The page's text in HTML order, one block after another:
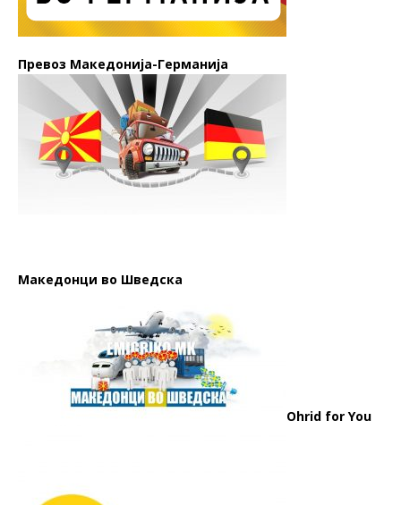
Превоз Македонија-Германија
Македонци во Шведска
Ohrid for You